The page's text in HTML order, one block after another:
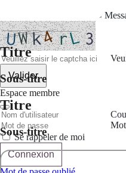
Titre
Sous-titre
Titre
Sous-titre
Valider
Espace membre
Se rappeler de moi
Connexion